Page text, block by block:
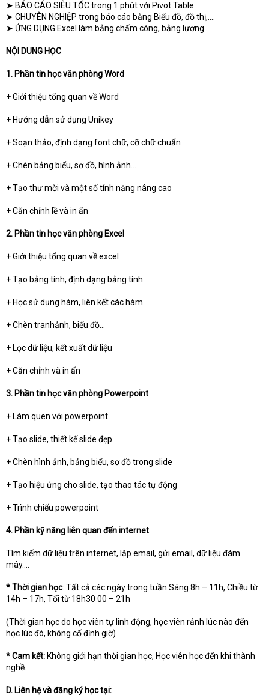
➤ BÁO CÁO SIÊU TỐC trong 1 phút với Pivot Table
➤ CHUYÊN NGHIỆP trong báo cáo bằng Biểu đồ, đồ thị,....
➤ ỨNG DỤNG Excel làm bảng chấm công, bảng lương.
NỘI DUNG HỌC
1. Phần tin học văn phòng Word
+ Giới thiệu tổng quan về Word
+ Hướng dẫn sử dụng Unikey
+ Soạn thảo, định dạng font chữ, cỡ chữ chuẩn
+ Chèn bảng biểu, sơ đồ, hình ảnh…
+ Tạo thư mời và một số tính năng nâng cao
+ Căn chỉnh lề và in ấn
2. Phần tin học văn phòng Excel
+ Giới thiệu tổng quan về excel
+ Tạo bảng tính, định dạng bảng tính
+ Học sử dụng hàm, liên kết các hàm
+ Chèn tranhảnh, biểu đồ…
+ Lọc dữ liệu, kết xuất dữ liệu
+ Căn chỉnh và in ấn
3. Phần tin học văn phòng Powerpoint
+ Làm quen với powerpoint
+ Tạo slide, thiết kế slide đẹp
+ Chèn hình ảnh, bảng biểu, sơ đồ trong slide
+ Tạo hiệu ứng cho slide, tạo thao tác tự động
+ Trình chiếu powerpoint
4. Phần kỹ năng liên quan đến internet
Tìm kiếm dữ liệu trên internet, lập email, gửi email, dữ liệu đám
mây….
* Thời gian học: Tất cả các ngày trong tuần Sáng 8h – 11h, Chiều từ
14h – 17h, Tối từ 18h30 00 – 21h
(Thời gian học do học viên tự linh động, học viên rảnh lúc nào đến
học lúc đó, không cố định giờ)
* Cam kết: Không giới hạn thời gian học, Học viên học đến khi thành
nghề.
D. Liên hệ và đăng ký học tại: